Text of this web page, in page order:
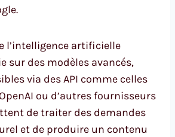
l’intelligence artificielle
sur des modèles avancés,
via des API comme celles
ou d’autres fournisseurs
de traiter des demandes
et de produire un contenu